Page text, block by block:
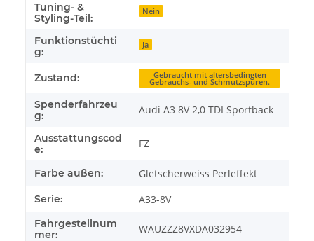
Tuning- &
Styling-Teil:
Nein
Funktionstüchti
g:
Ja
Zustand: Gebraucht mit altersbedingten
Gebrauchs- und Schmutzspuren.
Spenderfahrzeu
g:
Audi A3 8V 2,0 TDI Sportback
Ausstattungscod
e:
FZ
Farbe außen: Gletscherweiss Perleffekt
Serie: A33-8V
Fahrgestellnum
mer:
WAUZZZ8VXDA032954